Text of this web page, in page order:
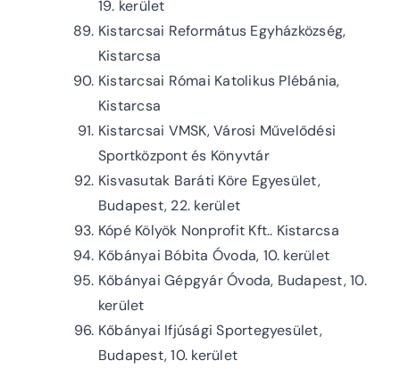
19. kerület
Kistarcsai Református Egyházközség,
Kistarcsa
Kistarcsai Római Katolikus Plébánia,
Kistarcsa
Kistarcsai VMSK, Városi Művelődési
Sportközpont és Könyvtár
Kisvasutak Baráti Köre Egyesület,
Budapest, 22. kerület
Kópé Kölyök Nonprofit Kft.. Kistarcsa
Kőbányai Bóbita Óvoda, 10. kerület
Kőbányai Gépgyár Óvoda, Budapest, 10.
kerület
Kőbányai Ifjúsági Sportegyesület,
Budapest, 10. kerület